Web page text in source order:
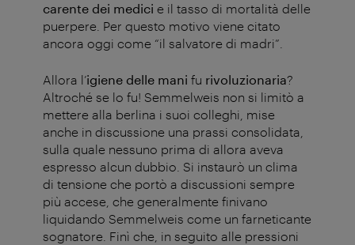
carente dei medici e il tasso di mortalità delle
puerpere. Per questo motivo viene citato
ancora oggi come “il salvatore di madri”.
Allora l’igiene delle mani fu rivoluzionaria?
Altroché se lo fu! Semmelweis non si limitò a
mettere alla berlina i suoi colleghi, mise
anche in discussione una prassi consolidata,
sulla quale nessuno prima di allora aveva
espresso alcun dubbio. Si instaurò un clima
di tensione che portò a discussioni sempre
più accese, che generalmente finivano
liquidando Semmelweis come un farneticante
sognatore. Finì che, in seguito alle pressioni